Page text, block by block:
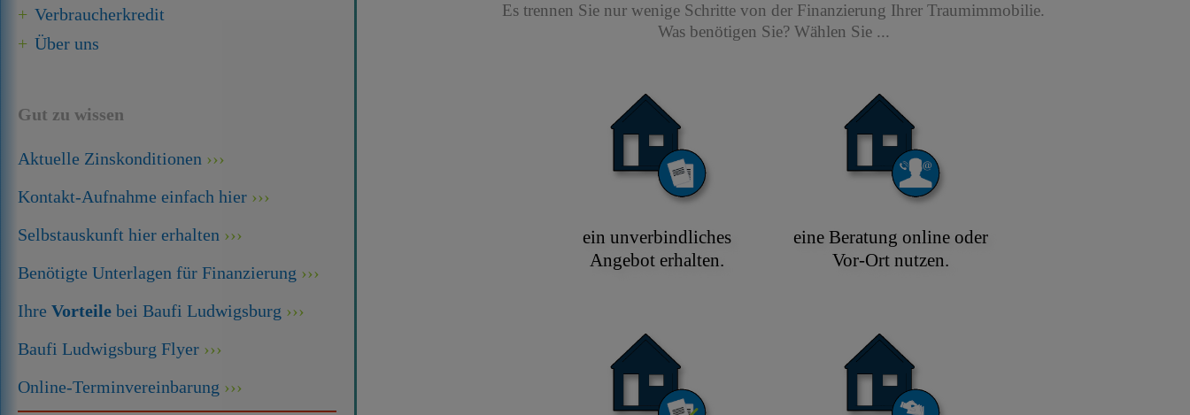
Verbraucherkredit
Über uns
Gut zu wissen
Aktuelle Zinskonditionen
Kontakt-Aufnahme einfach hier
Selbstauskunft hier erhalten
Benötigte Unterlagen für Finanzierung
Ihre Vorteile bei Baufi Ludwigsburg
Baufi Ludwigsburg Flyer
Online-Terminvereinbarung
Es trennen Sie nur wenige Schritte von der Finanzierung Ihrer Traumimmobilie.
Was benötigen Sie? Wählen Sie ...
ein unverbindliches
Angebot erhalten.
eine Beratung online oder
Vor-Ort nutzen.